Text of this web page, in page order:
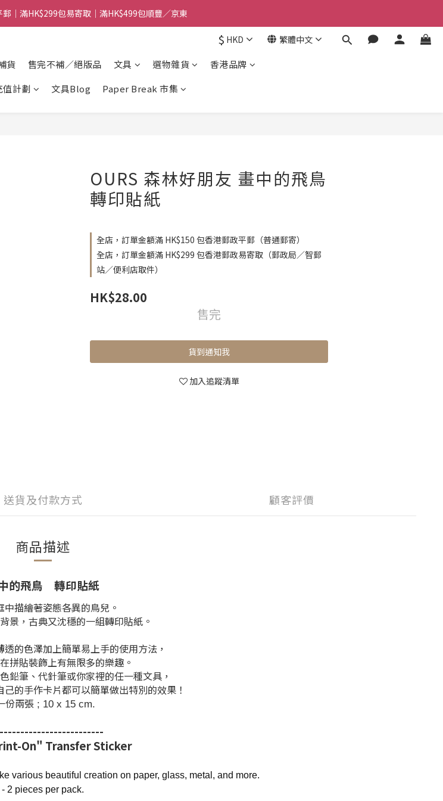
｜滿HK$299包易寄取｜滿HK$499包順豐／京東
｜滿HK$299包易寄取｜滿HK$499包順豐／京東
｜滿HK$299包易寄取｜滿HK$499包順豐／京東
$ HKD 繁體中文
貨 售完不補／絕版品 文具 選物雜貨
香港品牌
值計劃 文具Blog Paper Break 市集
OURS 森林好朋友 畫中的飛鳥
轉印貼紙
全店，訂單金額滿 HK$150 包香港郵政平郵（普通郵寄）
全店，訂單金額滿 HK$299 包香港郵政易寄取（郵政局／智郵
站／便利店取件）
HK$28.00
售完
貨到通知我
加入追蹤清單
送貨及付款方式 顧客評價
商品描述
的飛鳥 轉印貼紙
中描繪著姿態各異的鳥兒。
景，古典又沈穩的一組轉印貼紙。
的色澤加上簡單易上手的使用方法，
拼貼裝飾上有無限多的樂趣。
鉛筆、代針筆或你家裡的任一種文具，
的手作卡片都可以簡單做出特別的效果！
份兩張; 10 x 15 cm.
On" Transfer Sticker
various beautiful creation on paper, glass, metal, and more.
- 2 pieces per pack.